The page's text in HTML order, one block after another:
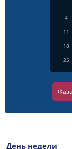
4
11
18
25
День недели